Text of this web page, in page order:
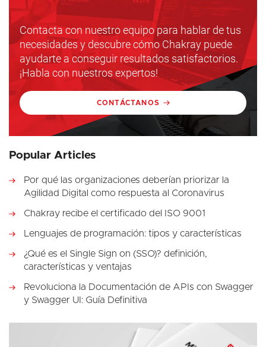
Contacta con nuestro equipo para hablar de tus
necesidades y descubre cómo Chakray puede
ayudarte a conseguir resultados satisfactorios.
¡Habla con nuestros expertos!
CONTÁCTANOS
Popular Articles
Por qué las organizaciones deberían priorizar la
Agilidad Digital como respuesta al Coronavirus
Chakray recibe el certificado del ISO 9001
Lenguajes de programación: tipos y características
¿Qué es el Single Sign on (SSO)? definición,
características y ventajas
Revoluciona la Documentación de APIs con Swagger
y Swagger UI: Guía Definitiva